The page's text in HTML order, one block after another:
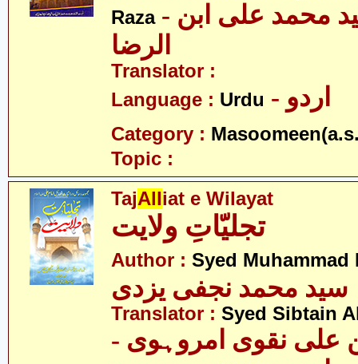
Raza- آیت اللہ سید محمد علی ابن
الرضا
Translator :
Language : Urdu - اردو
Category :
Topic :
TajAlliat e Wilayat
تجلیّاتِ ولایت
Author : Syed Muhammad
سید محمد نجفی یزدی
Translator : Syed Sibtain
علی نقوی امروہوی